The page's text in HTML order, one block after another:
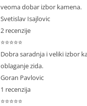
veoma dobar izbor kamena.
Svetislav Isajlovic
2 recenzije
⭐⭐⭐⭐⭐
Dobra saradnja i veliki izbor
oblaganje zida.
Goran Pavlovic
1 recenzija
⭐⭐⭐⭐⭐